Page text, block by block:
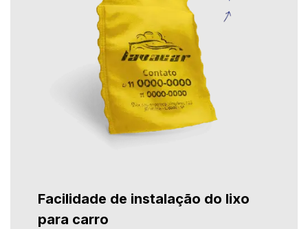
Facilidade de instalação do lixo
para carro